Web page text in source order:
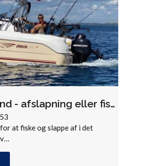
Tur på Øresund - afslapning eller fisketur?
at fiske og slappe af i det